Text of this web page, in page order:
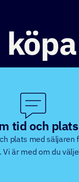
tid och plats
plats med säljaren
Vi är med om du